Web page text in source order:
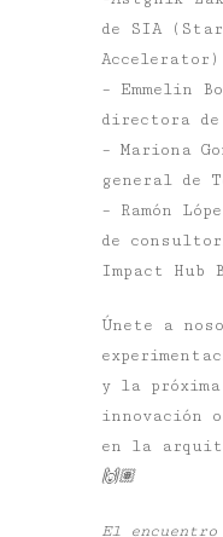
de SIA
Accelerator)
– Emmelin
directora de
– Mariona
general de
– Ramón
de
Impact Hub
Únete a
y la
innovación
en la
🙌🏽
El